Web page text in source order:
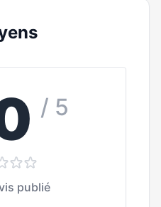
/ 5
publié